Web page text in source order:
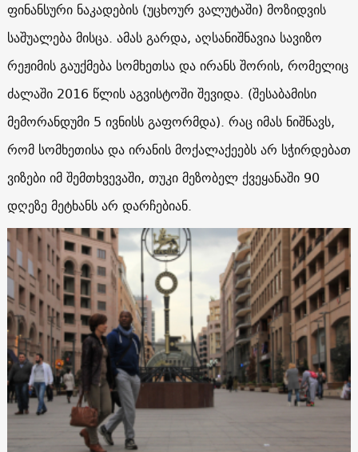
ფინანსური ნაკადების (უცხოურ ვალუტაში) მოზიდვის
საშუალება მისცა. ამას გარდა, აღსანიშნავია სავიზო
რეჟიმის გაუქმება სომხეთსა და ირანს შორის, რომელიც
ძალაში 2016 წლის აგვისტოში შევიდა. (შესაბამისი
მემორანდუმი 5 ივნისს გაფორმდა). რაც იმას ნიშნავს,
რომ სომხეთისა და ირანის მოქალაქეებს არ სჭირდებათ
ვიზები იმ შემთხვევაში, თუკი მეზობელ ქვეყანაში 90
დღეზე მეტხანს არ დარჩებიან.